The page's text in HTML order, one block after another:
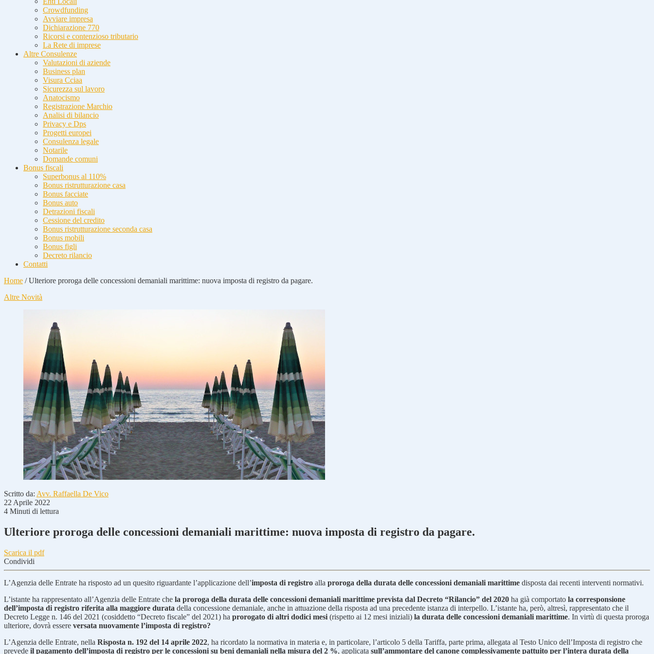
Crowdfunding
Avviare impresa
Dichiarazione 770
Ricorsi e contenzioso tributario
La Rete di imprese
Altre Consulenze
Valutazioni di aziende
Business plan
Visura Cciaa
Sicurezza sul lavoro
Anatocismo
Registrazione Marchio
Analisi di bilancio
Privacy e Dps
Progetti europei
Consulenza legale
Notarile
Domande comuni
Bonus fiscali
Superbonus al 110%
Bonus ristrutturazione casa
Bonus facciate
Bonus auto
Detrazioni fiscali
Cessione del credito
Bonus ristrutturazione seconda casa
Bonus mobili
Bonus figli
Decreto rilancio
Contatti
Home /Ulteriore proroga delle concessioni demaniali marittime: nuova imposta di registro da pagare.
Altre Novità
Scritto da: Avv. Raffaella De Vico
22 Aprile 2022
4 Minuti di lettura
Ulteriore proroga delle concessioni demaniali marittime: nuova imposta di registro da pagare.
Scarica il pdf
Condividi
L’Agenzia delle Entrate ha risposto ad un quesito riguardante l’applicazione dell’imposta di registro alla proroga della durata delle concessioni demaniali marittime disposta dai recenti interventi normativi.
L’istante ha rappresentato all’Agenzia delle Entrate che la proroga della durata delle concessioni demaniali marittime prevista dal Decreto “Rilancio” del 2020 ha già comportato la corresponsione
dell’imposta di registro riferita alla maggiore durata della concessione demaniale, anche in attuazione della risposta ad una precedente istanza di interpello. L’istante ha, però, altresì, rappresentato che il
Decreto Legge n. 146 del 2021 (cosiddetto “Decreto fiscale” del 2021) ha prorogato di altri dodici mesi (rispetto ai 12 mesi iniziali) la durata delle concessioni demaniali marittime. In virtù di questa proroga
ulteriore, dovrà essere versata nuovamente l’imposta di registro?
L’Agenzia delle Entrate, nella Risposta n. 192 del 14 aprile 2022, ha ricordato la normativa in materia e, in particolare, l’articolo 5 della Tariffa, parte prima, allegata al Testo Unico dell’Imposta di registro che
prevede il pagamento dell’imposta di registro per le concessioni su beni demaniali nella misura del 2 %, applicata sull’ammontare del canone complessivamente pattuito per l’intera durata della